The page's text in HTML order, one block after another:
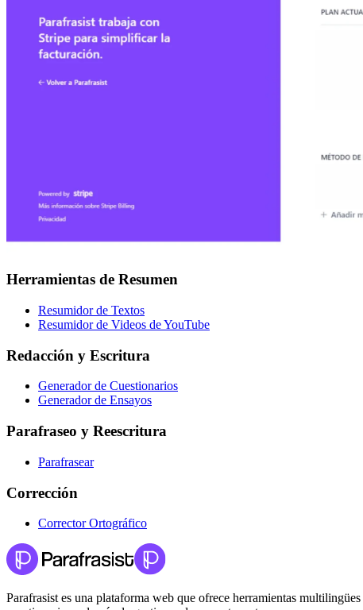
Herramientas de Resumen
Resumidor de Textos
Resumidor de Videos de YouTube
Redacción y Escritura
Generador de Cuestionarios
Generador de Ensayos
Parafraseo y Reescritura
Parafrasear
Corrección
Corrector Ortográfico
Parafrasist es una plataforma web que ofrece herramientas